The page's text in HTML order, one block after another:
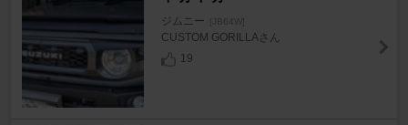
ジムニー [JB64W]
CUSTOM GORILLAさん
19